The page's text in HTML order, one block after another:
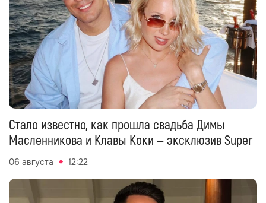
Стало известно, как прошла свадьба Димы
Масленникова и Клавы Коки — эксклюзив Super
06 августа 12:22